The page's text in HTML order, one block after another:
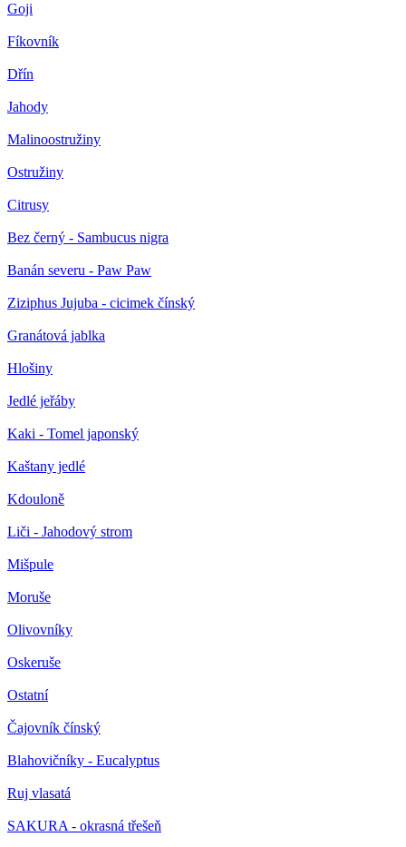
Goji
Fíkovník
Dřín
Jahody
Malinoostružiny
Ostružiny
Citrusy
Bez černý - Sambucus nigra
Banán severu - Paw Paw
Ziziphus Jujuba - cicimek čínský
Granátová jablka
Hlošiny
Jedlé jeřáby
Kaki - Tomel japonský
Kaštany jedlé
Kdouloně
Liči - Jahodový strom
Mišpule
Moruše
Olivovníky
Oskeruše
Ostatní
Čajovník čínský
Blahovičníky - Eucalyptus
Ruj vlasatá
SAKURA - okrasná třešeň